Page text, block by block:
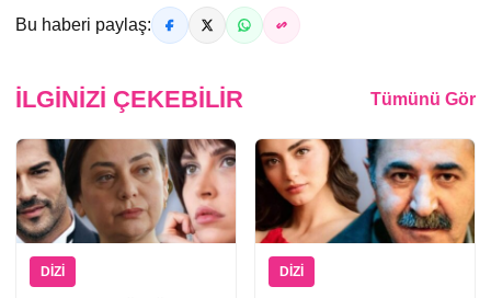
Bu haberi paylaş:
İLGINIZI ÇEKEBILIR Tümünü Gör
DIZI DIZI